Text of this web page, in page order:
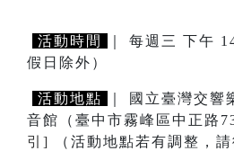
活動時間
｜ 每週三 下午
假日除外）
活動地點
｜ 國立臺灣交響
音館（臺中市霧峰區中正路
引]
（活動地點若有調整，請